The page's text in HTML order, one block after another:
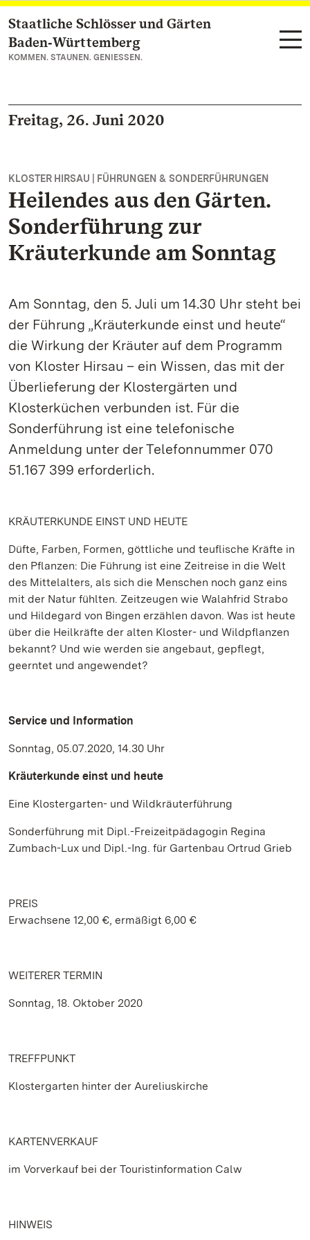
Zum Hauptinhalt springen
Staatliche Schlösser und Gärten
Baden‑Württemberg
KOMMEN. STAUNEN. GENIESSEN.
Freitag, 26. Juni 2020
KLOSTER HIRSAU | FÜHRUNGEN & SONDERFÜHRUNGEN
Heilendes aus den Gärten.
Sonderführung zur
Kräuterkunde am Sonntag
Am Sonntag, den 5. Juli um 14.30 Uhr steht bei
der Führung „Kräuterkunde einst und heute“
die Wirkung der Kräuter auf dem Programm
von Kloster Hirsau – ein Wissen, das mit der
Überlieferung der Klostergärten und
Klosterküchen verbunden ist. Für die
Sonderführung ist eine telefonische
Anmeldung unter der Telefonnummer 070
51.167 399 erforderlich.
KRÄUTERKUNDE EINST UND HEUTE
Düfte, Farben, Formen, göttliche und teuflische Kräfte in
den Pflanzen: Die Führung ist eine Zeitreise in die Welt
des Mittelalters, als sich die Menschen noch ganz eins
mit der Natur fühlten. Zeitzeugen wie Walahfrid Strabo
und Hildegard von Bingen erzählen davon. Was ist heute
über die Heilkräfte der alten Kloster- und Wildpflanzen
bekannt? Und wie werden sie angebaut, gepflegt,
geerntet und angewendet?
Service und Information
Sonntag, 05.07.2020, 14.30 Uhr
Kräuterkunde einst und heute
Eine Klostergarten- und Wildkräuterführung
Sonderführung mit Dipl.-Freizeitpädagogin Regina
Zumbach-Lux und Dipl.-Ing. für Gartenbau Ortrud Grieb
PREIS
Erwachsene 12,00 €, ermäßigt 6,00 €
WEITERER TERMIN
Sonntag, 18. Oktober 2020
TREFFPUNKT
Klostergarten hinter der Aureliuskirche
KARTENVERKAUF
im Vorverkauf bei der Touristinformation Calw
HINWEIS